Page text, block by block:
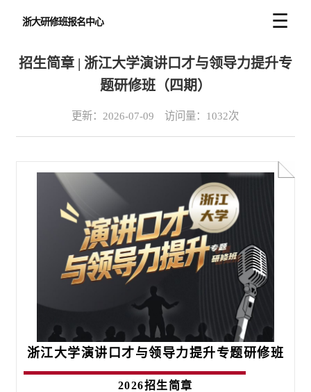
浙大研修班报名中心 ☰
招生简章 | 浙江大学演讲口才与领导力提升专
题研修班（四期）
更新：2026-07-09 访问量：1032次
浙江大学演讲口才与领导力提升专题研修班
2026招生简章